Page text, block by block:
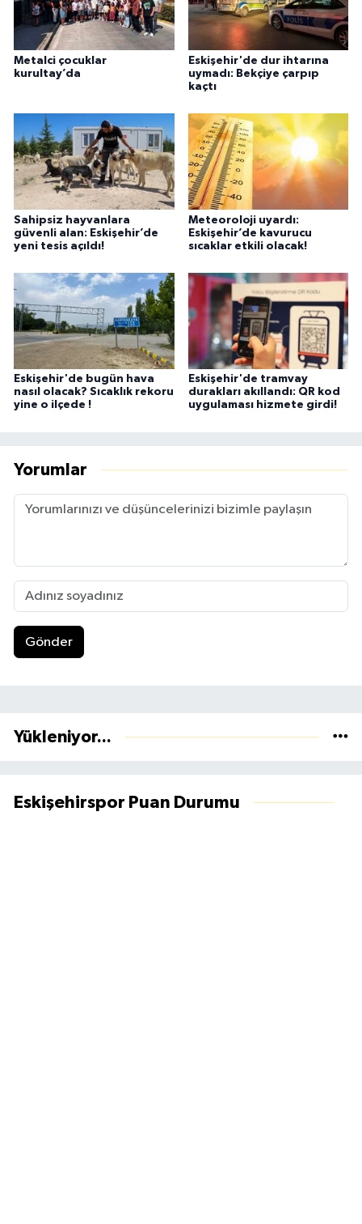
Metalci çocuklar
kurultay’da
Eskişehir'de dur ihtarına
uymadı: Bekçiye çarpıp
kaçtı
Sahipsiz hayvanlara
güvenli alan: Eskişehir’de
yeni tesis açıldı!
Meteoroloji uyardı:
Eskişehir’de kavurucu
sıcaklar etkili olacak!
Eskişehir'de bugün hava
nasıl olacak? Sıcaklık rekoru
yine o ilçede !
Eskişehir'de tramvay
durakları akıllandı: QR kod
uygulaması hizmete girdi!
Yorumlar
Gönder
Yükleniyor...
Eskişehirspor Puan Durumu